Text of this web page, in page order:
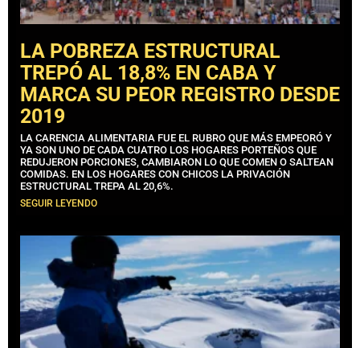
LA POBREZA ESTRUCTURAL
TREPÓ AL 18,8% EN CABA Y
MARCA SU PEOR REGISTRO DESDE
2019
LA CARENCIA ALIMENTARIA FUE EL RUBRO QUE MÁS EMPEORÓ Y
YA SON UNO DE CADA CUATRO LOS HOGARES PORTEÑOS QUE
REDUJERON PORCIONES, CAMBIARON LO QUE COMEN O SALTEAN
COMIDAS. EN LOS HOGARES CON CHICOS LA PRIVACIÓN
ESTRUCTURAL TREPA AL 20,6%.
SEGUIR LEYENDO